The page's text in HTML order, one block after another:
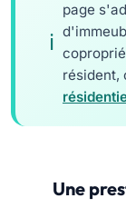
page
résident,
Une